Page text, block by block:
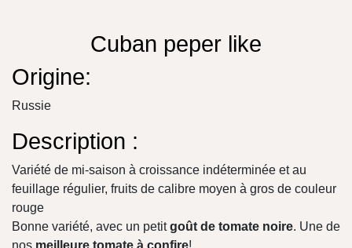
Cuban peper like
Origine:
Russie
Description :
Variété de mi-saison à croissance indéterminée et au
feuillage régulier, fruits de calibre moyen à gros de couleur
rouge
Bonne variété, avec un petitgoût de tomate noire. Une de
nos meilleure tomate à confire!